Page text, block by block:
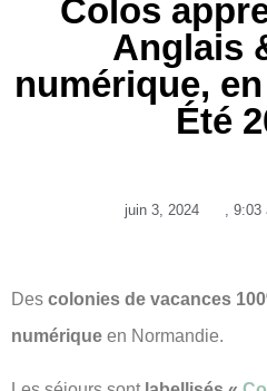
Colos
Anglais
numérique,
Été
juin 3, 2024 , 9:03
Des colonies de vacances
numérique en Normandie.